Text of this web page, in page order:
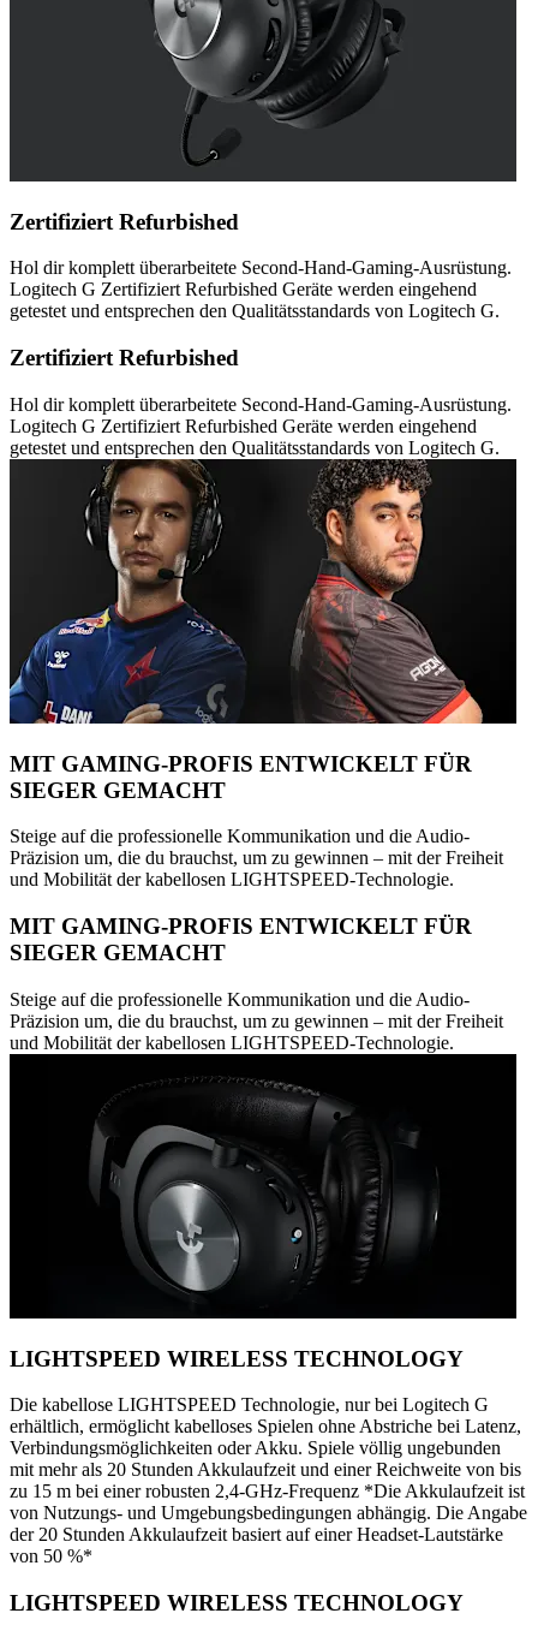
Zertifiziert Refurbished
Hol dir komplett überarbeitete Second-Hand-Gaming-Ausrüstung.
Logitech G Zertifiziert Refurbished Geräte werden eingehend
getestet und entsprechen den Qualitätsstandards von Logitech G.
Zertifiziert Refurbished
Hol dir komplett überarbeitete Second-Hand-Gaming-Ausrüstung.
Logitech G Zertifiziert Refurbished Geräte werden eingehend
getestet und entsprechen den Qualitätsstandards von Logitech G.
MIT GAMING-PROFIS ENTWICKELT FÜR
SIEGER GEMACHT
Steige auf die professionelle Kommunikation und die Audio-
Präzision um, die du brauchst, um zu gewinnen – mit der Freiheit
und Mobilität der kabellosen LIGHTSPEED-Technologie.
MIT GAMING-PROFIS ENTWICKELT FÜR
SIEGER GEMACHT
Steige auf die professionelle Kommunikation und die Audio-
Präzision um, die du brauchst, um zu gewinnen – mit der Freiheit
und Mobilität der kabellosen LIGHTSPEED-Technologie.
LIGHTSPEED WIRELESS TECHNOLOGY
Die kabellose LIGHTSPEED Technologie, nur bei Logitech G
erhältlich, ermöglicht kabelloses Spielen ohne Abstriche bei Latenz,
Verbindungsmöglichkeiten oder Akku. Spiele völlig ungebunden
mit mehr als 20 Stunden Akkulaufzeit und einer Reichweite von bis
zu 15 m bei einer robusten 2,4-GHz-Frequenz *Die Akkulaufzeit ist
von Nutzungs- und Umgebungsbedingungen abhängig. Die Angabe
der 20 Stunden Akkulaufzeit basiert auf einer Headset-Lautstärke
von 50 %*
LIGHTSPEED WIRELESS TECHNOLOGY